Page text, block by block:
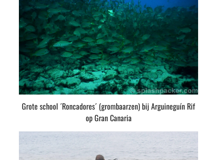
Grote school ´Roncadores´ (grombaarzen) bij Arguineguín Rif
op Gran Canaria